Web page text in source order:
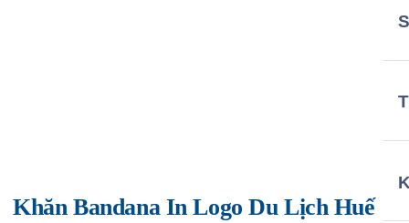
Khăn Bandana In Logo Du Lịch Huế